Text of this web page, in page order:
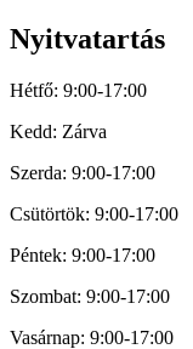
Nyitvatartás
Hétfő: 9:00-17:00
Kedd: Zárva
Szerda: 9:00-17:00
Csütörtök: 9:00-17:00
Péntek: 9:00-17:00
Szombat: 9:00-17:00
Vasárnap: 9:00-17:00